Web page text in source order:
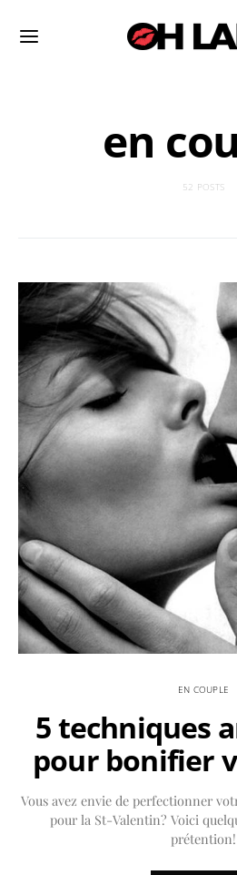
en
52 POSTS
EN COUPLE
5 techniques
pour bonifier
Vous avez envie de perfectionner
pour la St-Valentin? Voici
prétention!